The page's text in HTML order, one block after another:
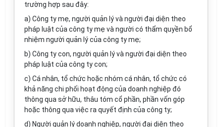
trường hợp sau đây:
a) Công ty mẹ, người quản lý và người đại diện theo
pháp luật của công ty mẹ và người có thẩm quyền bổ
nhiệm người quản lý của công ty mẹ;
b) Công ty con, người quản lý và người đại diện theo
pháp luật của công ty con;
c) Cá nhân, tổ chức hoặc nhóm cá nhân, tổ chức có
khả năng chi phối hoạt động của doanh nghiệp đó
thông qua sở hữu, thâu tóm cổ phần, phần vốn góp
hoặc thông qua việc ra quyết định của công ty;
d) Người quản lý doanh nghiệp, người đại diện theo